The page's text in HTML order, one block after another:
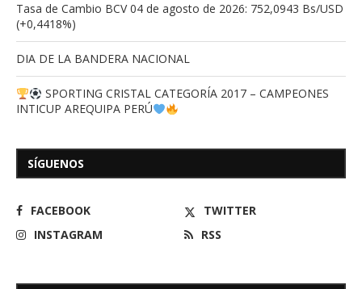
Tasa de Cambio BCV 04 de agosto de 2026: 752,0943 Bs/USD
(+0,4418%)
DIA DE LA BANDERA NACIONAL
SPORTING CRISTAL CATEGORÍA 2017 – CAMPEONES
INTICUP AREQUIPA PERÚ
SÍGUENOS
FACEBOOK
TWITTER
INSTAGRAM
RSS